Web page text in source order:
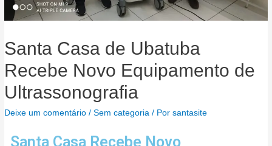
Santa Casa de Ubatuba
Recebe Novo Equipamento de
Ultrassonografia
Deixe um comentário /Sem categoria / Porsantasite
Santa Casa Recebe Novo